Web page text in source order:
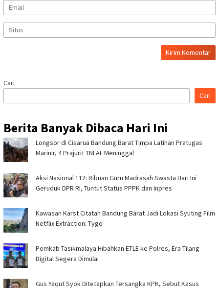
Cari
Cari
Berita Banyak Dibaca Hari Ini
Longsor di Cisarua Bandung Barat Timpa Latihan Pra­tugas
Marinir, 4 Prajurit TNI AL Meninggal
Aksi Nasional 112: Ribuan Guru Madrasah Swasta Hari Ini
Geruduk DPR RI, Tuntut Status PPPK dan Inpres
Kawasan Karst Citatah Bandung Barat Jadi Lokasi Syuting Film
Netflix Extraction: Tygo
Pemkab Tasikmalaya Hibahkan ETLE ke Polres, Era Tilang
Digital Segera Dimulai
Gus Yaqut Syok Ditetapkan Tersangka KPK, Sebut Kasus